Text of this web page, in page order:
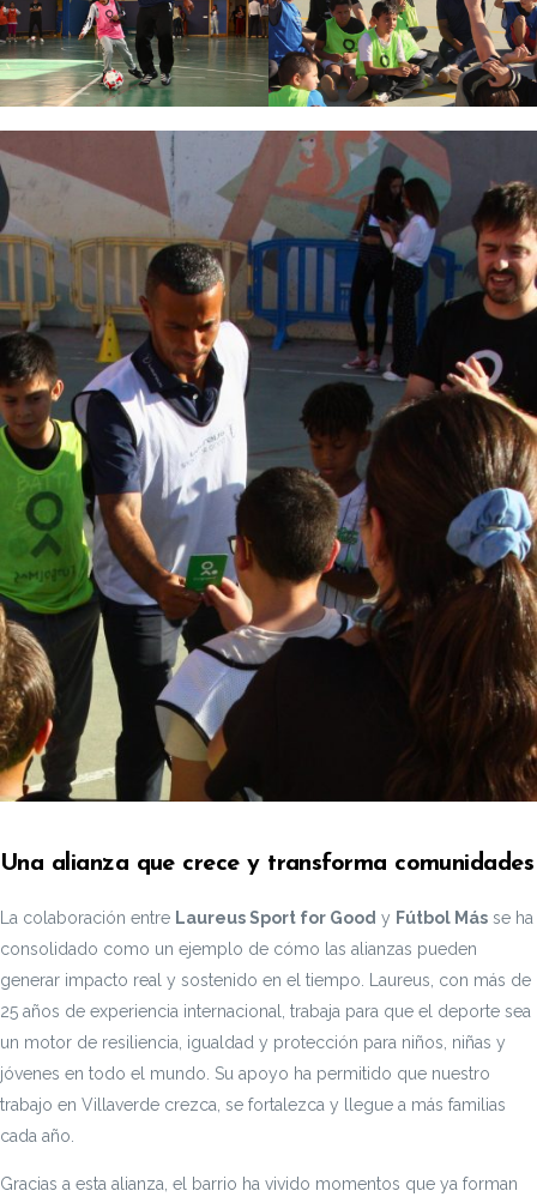
Una alianza que crece y transforma comunidades
La colaboración entre Laureus Sport for Good y Fútbol Más se ha
consolidado como un ejemplo de cómo las alianzas pueden
generar impacto real y sostenido en el tiempo. Laureus, con más de
25 años de experiencia internacional, trabaja para que el deporte sea
un motor de resiliencia, igualdad y protección para niños, niñas y
jóvenes en todo el mundo. Su apoyo ha permitido que nuestro
trabajo en Villaverde crezca, se fortalezca y llegue a más familias
cada año.
Gracias a esta alianza, el barrio ha vivido momentos que ya forman